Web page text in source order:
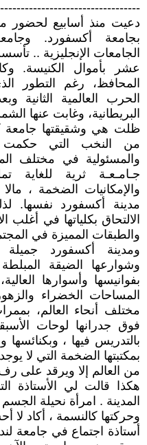
دعيت منذ أسابيع لحضور
بجامعة أكسفورد.
الجامعات الإنجليزية ..
عشر بأموال الكنيسة.
المحافظ، رغم التطور
الحرب العالمية الثانية
البريطانية، وغابت عنها
ظلت هي وشقيقتها جامعة
من النخب التي حکمت
والمسئولية في مختلف
جـامـعـة ثرية للغاية
والإمكانيات الضخمة ،
مدينة أكسفورد نفسها.
الالتحاق بكلياتها في أغلب
والطبقات المميزة في
ومدينة أكسفورد جميلة
وشوارعها الضيقة
بفوانيسها وأسوارها
المساحات الخضراء
مختلف أنحاء العالم،
فوق جدرانها لوحات
بالتدريس فيها ، وبكنائسها
بمكتبتها الضخمة التي لا
من العالم إلا ويرقد على
هكذا قالت لي الأستاذة
المدينة . امرأة نحيلة
وحركتها كالنسمة ، أكاد لا
أستاذة اجتماع في جامعة